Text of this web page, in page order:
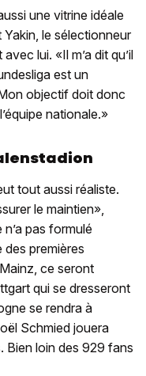
une vitrine idéale
Yakin, le sélectionneur
lui. «Il m’a dit qu’il
est un
objectif doit donc
nationale.»
tout aussi réaliste.
le maintien»,
pas formulé
des premières
ce seront
qui se dresseront
se rendra à
Schmied jouera
Bien loin des 929 fans